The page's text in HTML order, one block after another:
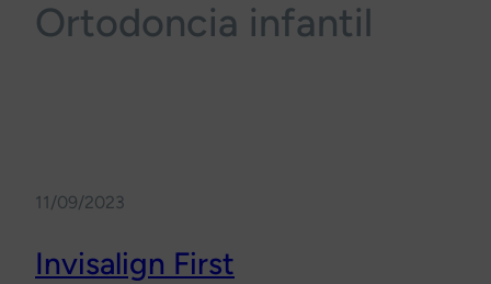
Ortodoncia infantil
11/09/2023
Invisalign First